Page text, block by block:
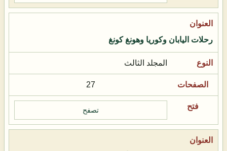
رحلات اليابان وكوريا وهونغ كونغ
المجلد الثالث
27
تصفح